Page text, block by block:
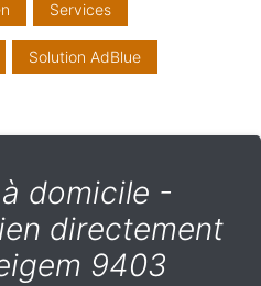
Services
Solution AdBlue
domicile -
directement
9403